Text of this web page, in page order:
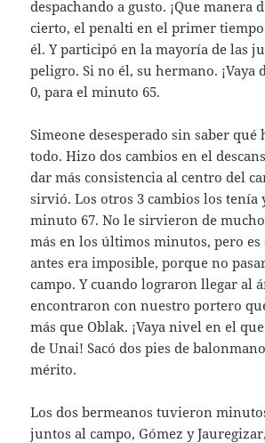
despachando a gusto. ¡Que manera
cierto, el penalti en el primer
él. Y participó en la mayoría de las
peligro. Si no él, su hermano. ¡Vaya
0, para el minuto 65.
Simeone desesperado sin saber
todo. Hizo dos cambios en el
dar más consistencia al centro del
sirvió. Los otros 3 cambios los tenía
minuto 67. No le sirvieron de
más en los últimos minutos, pero es
antes era imposible, porque no
campo. Y cuando lograron llegar al
encontraron con nuestro portero
más que Oblak. ¡Vaya nivel en el
de Unai! Sacó dos pies de
mérito.
Los dos bermeanos tuvieron
juntos al campo, Gómez y